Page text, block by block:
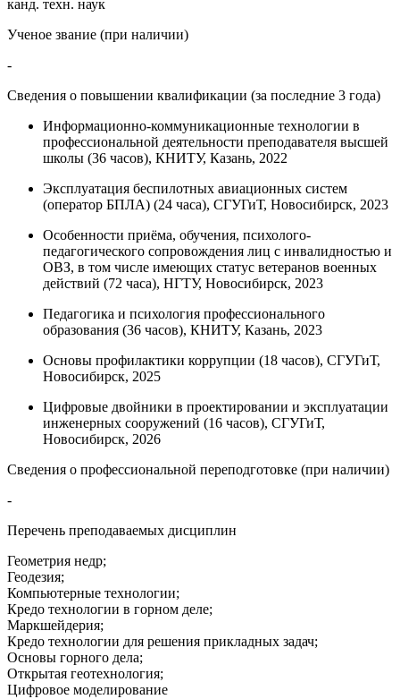
канд. техн. наук
Ученое звание (при наличии)
-
Сведения о повышении квалификации (за последние 3 года)
Информационно-коммуникационные технологии в
профессиональной деятельности преподавателя высшей
школы (36 часов), КНИТУ, Казань, 2022
Эксплуатация беспилотных авиационных систем
(оператор БПЛА) (24 часа), СГУГиТ, Новосибирск, 2023
Особенности приёма, обучения, психолого-
педагогического сопровождения лиц с инвалидностью и
ОВЗ, в том числе имеющих статус ветеранов военных
действий (72 часа), НГТУ, Новосибирск, 2023
Педагогика и психология профессионального
образования (36 часов), КНИТУ, Казань, 2023
Основы профилактики коррупции (18 часов), СГУГиТ,
Новосибирск, 2025
Цифровые двойники в проектировании и эксплуатации
инженерных сооружений (16 часов), СГУГиТ,
Новосибирск, 2026
Сведения о профессиональной переподготовке (при наличии)
-
Перечень преподаваемых дисциплин
Геометрия недр;
Геодезия;
Компьютерные технологии;
Кредо технологии в горном деле;
Маркшейдерия;
Кредо технологии для решения прикладных задач;
Основы горного дела;
Открытая геотехнология;
Цифровое моделирование